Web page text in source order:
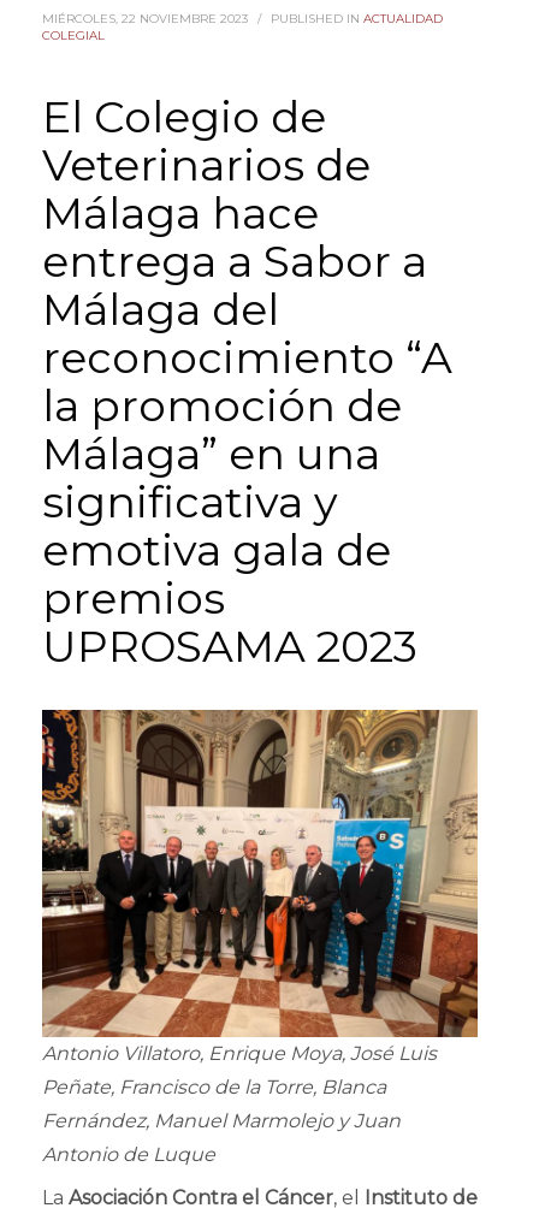
MIÉRCOLES, 22 NOVIEMBRE 2023 / PUBLISHED IN ACTUALIDAD
COLEGIAL
El Colegio de
Veterinarios de
Málaga hace
entrega a Sabor a
Málaga del
reconocimiento “A
la promoción de
Málaga” en una
significativa y
emotiva gala de
premios
UPROSAMA 2023
Antonio Villatoro, Enrique Moya, José Luis
Peñate, Francisco de la Torre, Blanca
Fernández, Manuel Marmolejo y Juan
Antonio de Luque
La Asociación Contra el Cáncer, el
Instituto de